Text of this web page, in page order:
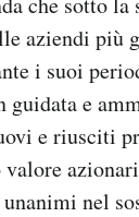
aziendi più
i suoi
guidata e
e riusciti
valore
nel